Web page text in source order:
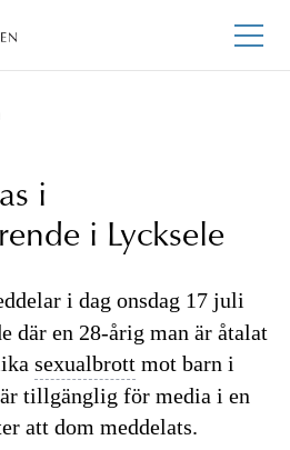
i
i Lycksele
i dag onsdag 17 juli
där en 28-årig man är åtalat
sexualbrott mot barn i
tillgänglig för media i en
att dom meddelats.